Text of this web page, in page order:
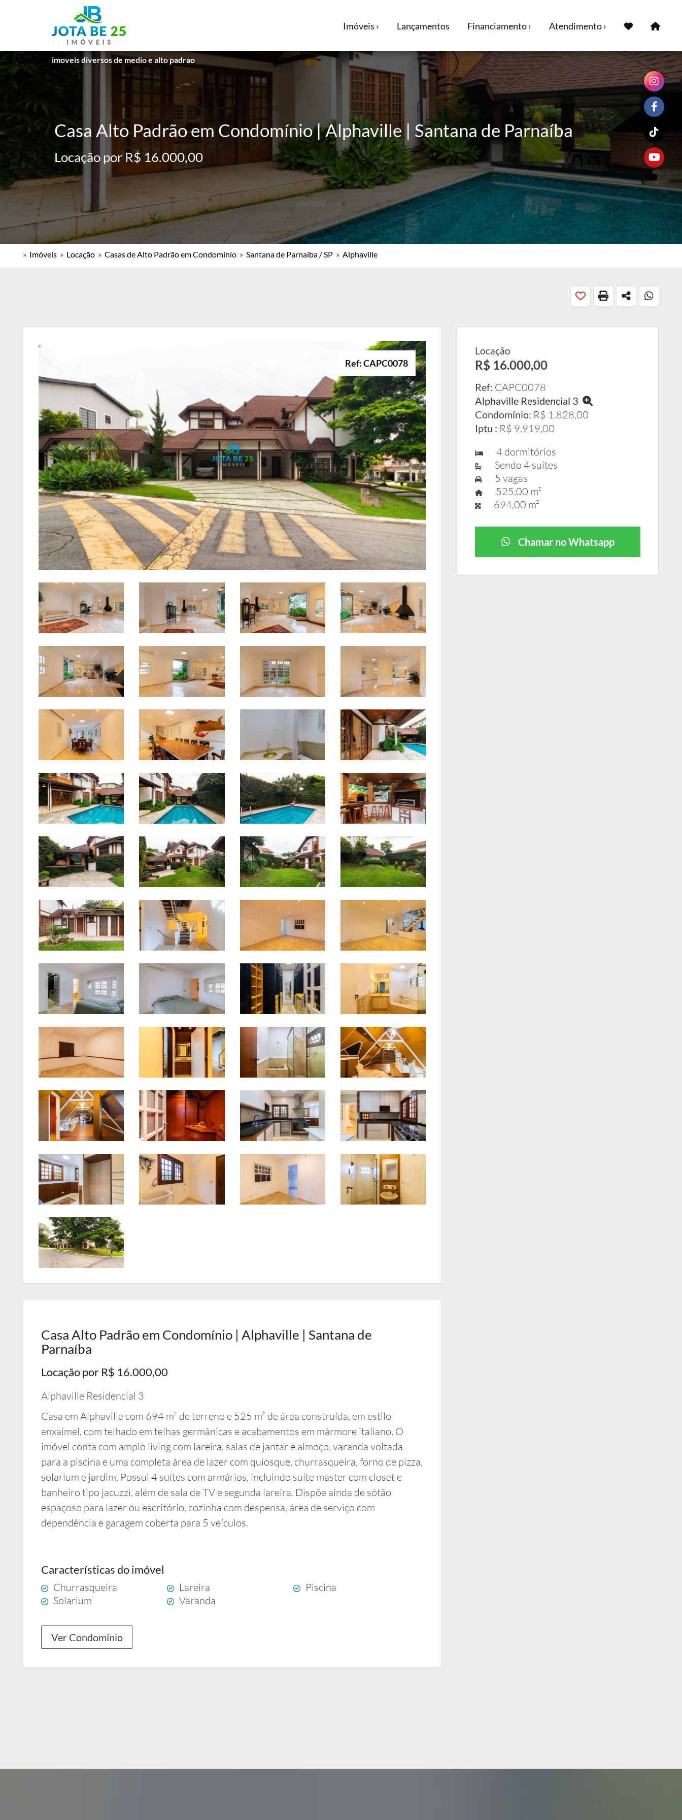
imoveis diversos de medio e alto padrao
Imóveis › Lançamentos Financiamento › Atendimento ›
Casa Alto Padrão em Condomínio | Alphaville | Santana de Parnaíba
Locação por R$ 16.000,00
» Imóveis » Locação » Casas de Alto Padrão em Condomínio » Santana de Parnaíba / SP » Alphaville
Ref: CAPC0078
Casa Alto Padrão em Condomínio | Alphaville | Santana de
Parnaíba
Locação por R$ 16.000,00
Alphaville Residencial 3
Casa em Alphaville com 694 m² de terreno e 525 m² de área construída, em estilo
enxaimel, com telhado em telhas germânicas e acabamentos em mármore italiano. O
imóvel conta com amplo living com lareira, salas de jantar e almoço, varanda voltada
para a piscina e uma completa área de lazer com quiosque, churrasqueira, forno de pizza,
solarium e jardim. Possui 4 suítes com armários, incluindo suíte master com closet e
banheiro tipo jacuzzi, além de sala de TV e segunda lareira. Dispõe ainda de sótão
espaçoso para lazer ou escritório, cozinha com despensa, área de serviço com
dependência e garagem coberta para 5 veículos.
Características do imóvel
Churrasqueira Lareira
Piscina
Solarium
Varanda
Ver Condomínio
Locação
R$ 16.000,00
Ref: CAPC0078
Alphaville Residencial 3
Condomínio: R$ 1.828,00
Iptu : R$ 9.919,00
4 dormitórios
Sendo 4 suítes
5 vagas
525,00 m²
694,00 m²
Chamar no Whatsapp